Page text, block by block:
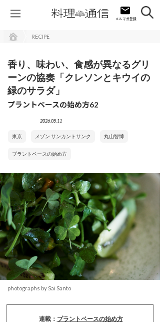
RECIPE
香り、味わい、食感が異なるグリ
ーンの協奏「クレソンとキウイの
緑のサラダ」
プラントベースの始め方62
2026.05.11
東京 メゾン サンカントサンク 丸山智博
プラントベースの始め方
photographs by Sai Santo
連載： プラントベースの始め方